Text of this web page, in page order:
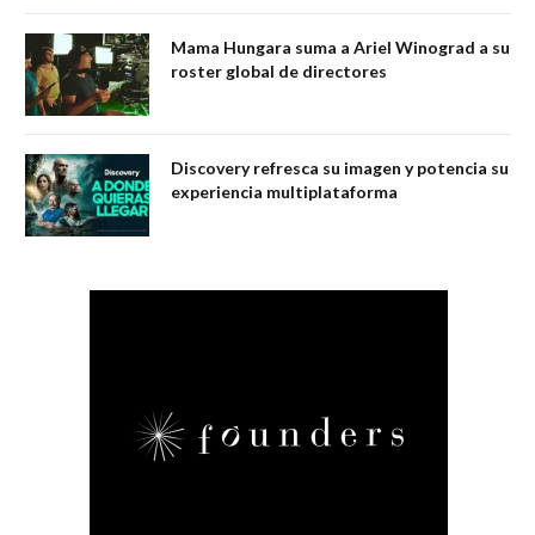
Mama Hungara suma a Ariel Winograd a su
roster global de directores
Discovery refresca su imagen y potencia su
experiencia multiplataforma